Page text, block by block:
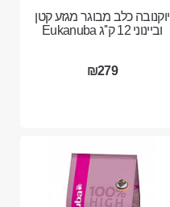
יוקנובה כלב מבוגר מגזע קטן
וביינוני 12 ק''ג Eukanuba
₪279